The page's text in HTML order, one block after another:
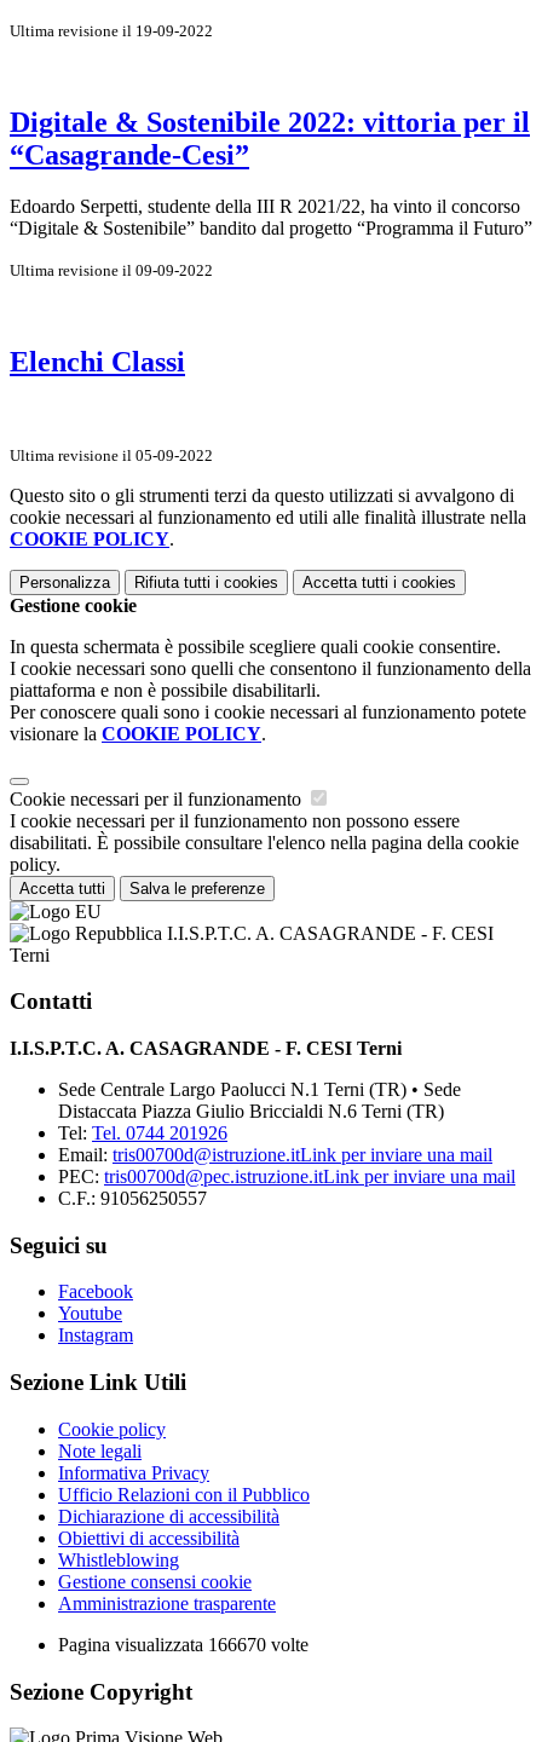
Ultima revisione il 19-09-2022
Digitale & Sostenibile 2022: vittoria per il
“Casagrande-Cesi”
Edoardo Serpetti, studente della III R 2021/22, ha vinto il concorso
“Digitale & Sostenibile” bandito dal progetto “Programma il Futuro”
Ultima revisione il 09-09-2022
Elenchi Classi
Ultima revisione il 05-09-2022
Questo sito o gli strumenti terzi da questo utilizzati si avvalgono di
cookie necessari al funzionamento ed utili alle finalità illustrate nella
COOKIE POLICY.
Personalizza Rifiuta tutti i cookies Accetta tutti i cookies
Gestione cookie
In questa schermata è possibile scegliere quali cookie consentire.
I cookie necessari sono quelli che consentono il funzionamento della
piattaforma e non è possibile disabilitarli.
Per conoscere quali sono i cookie necessari al funzionamento potete
visionare la COOKIE POLICY.
Cookie necessari per il funzionamento
I cookie necessari per il funzionamento non possono essere
disabilitati. È possibile consultare l'elenco nella pagina della cookie
policy.
Accetta tutti Salva le preferenze
I.I.S.P.T.C. A. CASAGRANDE - F. CESI
Terni
Contatti
I.I.S.P.T.C. A. CASAGRANDE - F. CESI Terni
Sede Centrale Largo Paolucci N.1 Terni (TR) • Sede
Distaccata Piazza Giulio Briccialdi N.6 Terni (TR)
Tel: Tel. 0744 201926
Email: tris00700d@istruzione.itLink per inviare una mail
PEC: tris00700d@pec.istruzione.itLink per inviare una mail
C.F.: 91056250557
Seguici su
Facebook
Youtube
Instagram
Sezione Link Utili
Cookie policy
Note legali
Informativa Privacy
Ufficio Relazioni con il Pubblico
Dichiarazione di accessibilità
Obiettivi di accessibilità
Whistleblowing
Gestione consensi cookie
Amministrazione trasparente
Pagina visualizzata 166670 volte
Sezione Copyright